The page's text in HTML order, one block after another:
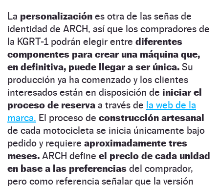
La personalización es otra de las señas de
identidad de ARCH, así que los compradores de
la KGRT-1 podrán elegir entre diferentes
componentes para crear una máquina que,
en definitiva, puede llegar a ser única. Su
producción ya ha comenzado y los clientes
interesados están en disposición de iniciar el
proceso de reserva a través de la web de la
marca. El proceso de construcción artesanal
de cada motocicleta se inicia únicamente bajo
pedido y requiere aproximadamente tres
meses. ARCH define el precio de cada unidad
en base a las preferencias del comprador,
pero como referencia señalar que la versión